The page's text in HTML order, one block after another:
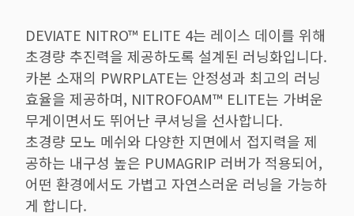
DEVIATE NITRO™ ELITE 4는 레이스 데이를 위해
초경량 추진력을 제공하도록 설계된 러닝화입니다.
카본 소재의 PWRPLATE는 안정성과 최고의 러닝
효율을 제공하며, NITROFOAM™ ELITE는 가벼운
무게이면서도 뛰어난 쿠셔닝을 선사합니다.
초경량 모노 메쉬와 다양한 지면에서 접지력을 제
공하는 내구성 높은 PUMAGRIP 러버가 적용되어,
어떤 환경에서도 가볍고 자연스러운 러닝을 가능하
게 합니다.